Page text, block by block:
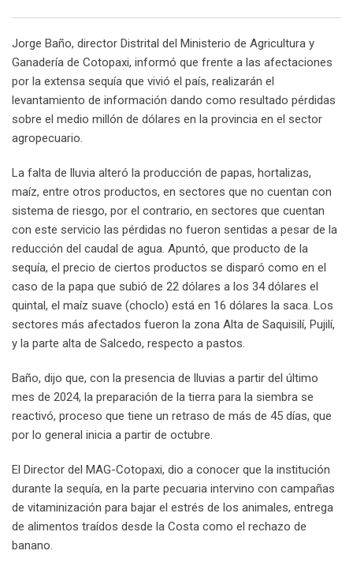
Jorge Baño, director Distrital del Ministerio de Agricultura y
Ganadería de Cotopaxi, informó que frente a las afectaciones
por la extensa sequía que vivió el país, realizarán el
levantamiento de información dando como resultado pérdidas
sobre el medio millón de dólares en la provincia en el sector
agropecuario.
La falta de lluvia alteró la producción de papas, hortalizas,
maíz, entre otros productos, en sectores que no cuentan con
sistema de riesgo, por el contrario, en sectores que cuentan
con este servicio las pérdidas no fueron sentidas a pesar de la
reducción del caudal de agua. Apuntó, que producto de la
sequía, el precio de ciertos productos se disparó como en el
caso de la papa que subió de 22 dólares a los 34 dólares el
quintal, el maíz suave (choclo) está en 16 dólares la saca. Los
sectores más afectados fueron la zona Alta de Saquisilí, Pujilí,
y la parte alta de Salcedo, respecto a pastos.
Baño, dijo que, con la presencia de lluvias a partir del último
mes de 2024, la preparación de la tierra para la siembra se
reactivó, proceso que tiene un retraso de más de 45 días, que
por lo general inicia a partir de octubre.
El Director del MAG-Cotopaxi, dio a conocer que la institución
durante la sequía, en la parte pecuaria intervino con campañas
de vitaminización para bajar el estrés de los animales, entrega
de alimentos traídos desde la Costa como el rechazo de
banano.